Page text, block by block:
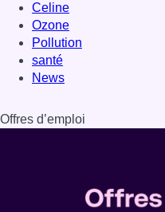
Celine
Ozone
Pollution
santé
News
Offres d’emploi